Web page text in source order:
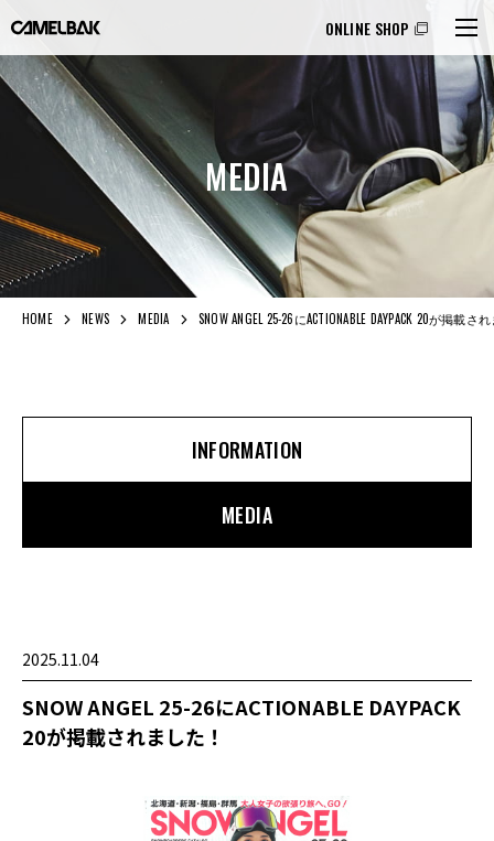
ONLINE SHOP
MEDIA
HOME NEWS MEDIA SNOW ANGEL 25-26にACTIONABLE DAYPACK 20が掲載さ
INFORMATION
MEDIA
2025.11.04
SNOW ANGEL 25-26にACTIONABLE DAYPACK
20が掲載されました！